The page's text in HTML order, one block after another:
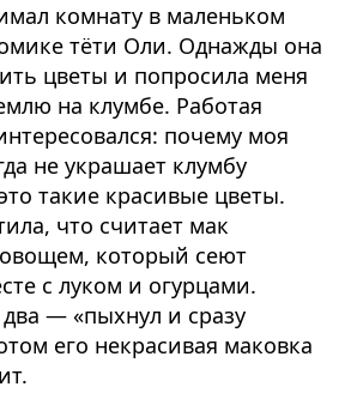
комнату в маленьком
тёти Оли. Однажды она
цветы и попросила меня
на клумбе. Работая
почему моя
не украшает клумбу
такие красивые цветы.
что считает мак
который сеют
с луком и огурцами.
— «пыхнул и сразу
его некрасивая маковка